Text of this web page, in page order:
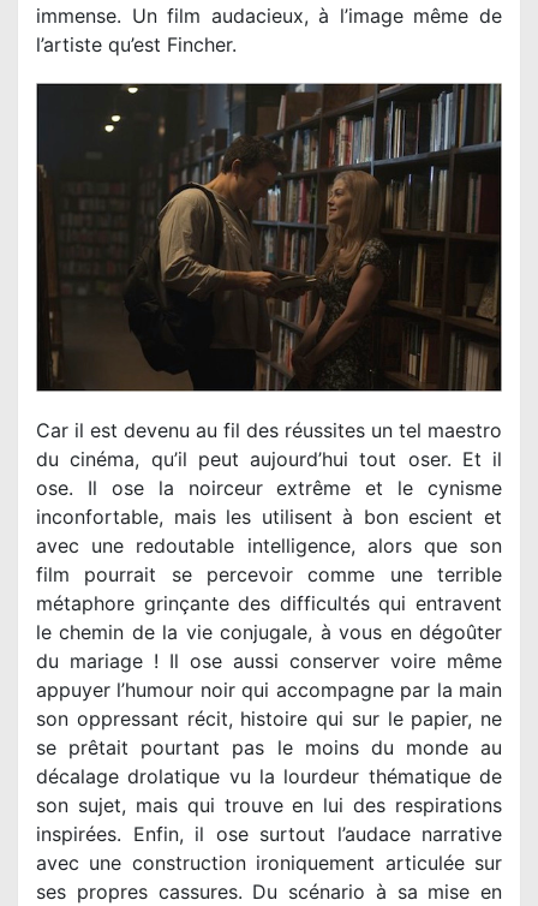
immense. Un film audacieux, à l’image même de
l’artiste qu’est Fincher.
Car il est devenu au fil des réussites un tel maestro
du cinéma, qu’il peut aujourd’hui tout oser. Et il
ose. Il ose la noirceur extrême et le cynisme
inconfortable, mais les utilisent à bon escient et
avec une redoutable intelligence, alors que son
film pourrait se percevoir comme une terrible
métaphore grinçante des difficultés qui entravent
le chemin de la vie conjugale, à vous en dégoûter
du mariage ! Il ose aussi conserver voire même
appuyer l’humour noir qui accompagne par la main
son oppressant récit, histoire qui sur le papier, ne
se prêtait pourtant pas le moins du monde au
décalage drolatique vu la lourdeur thématique de
son sujet, mais qui trouve en lui des respirations
inspirées. Enfin, il ose surtout l’audace narrative
avec une construction ironiquement articulée sur
ses propres cassures. Du scénario à sa mise en